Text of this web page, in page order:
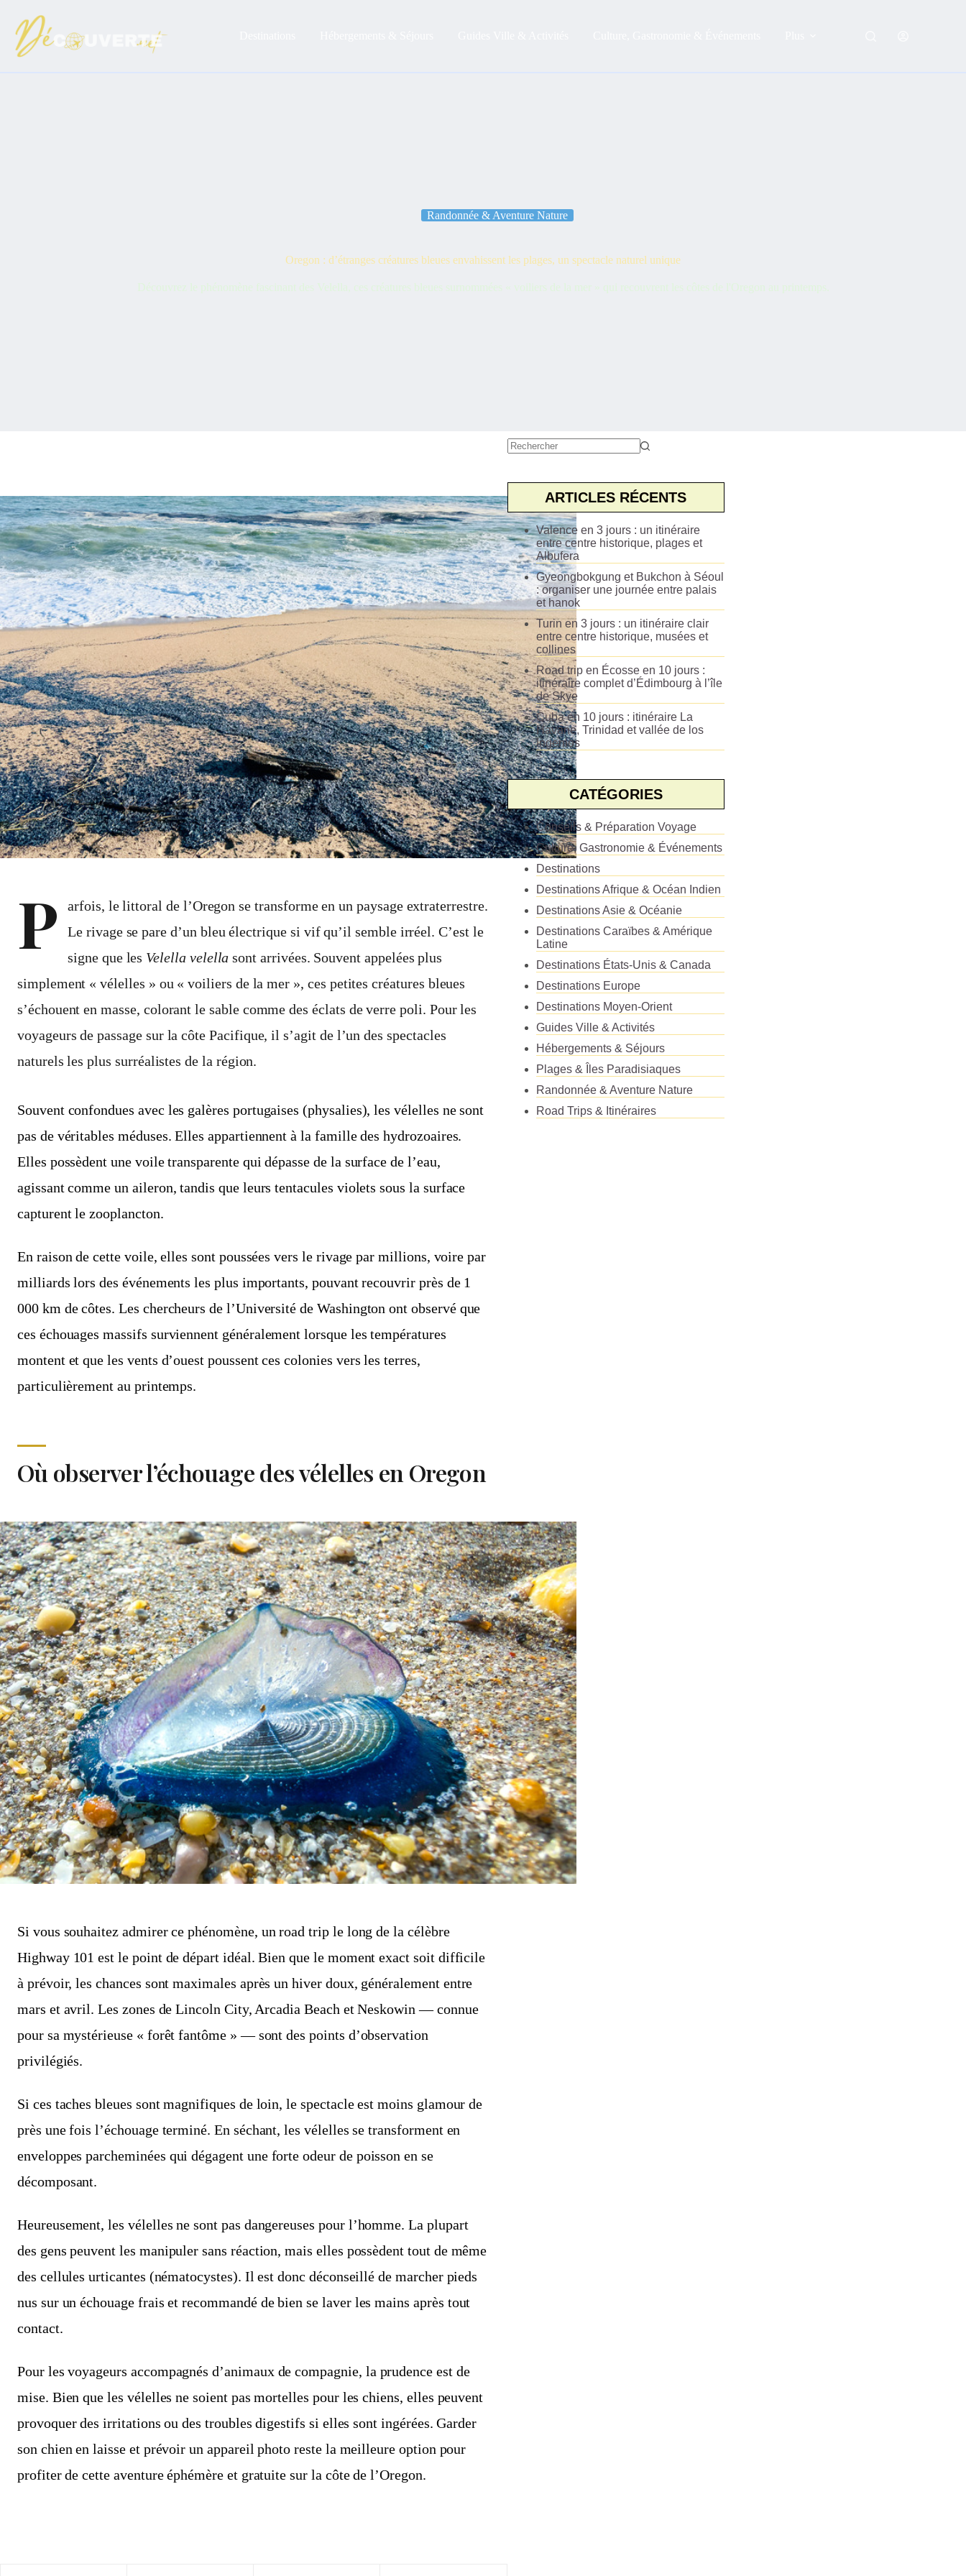
contenu
Randonnée & Aventure Nature
Oregon : d’étranges créatures bleues envahissent les plages, un spectacle naturel unique
Découvrez le phénomène fascinant des Velella, ces créatures bleues surnommées « voiliers de la mer » qui recouvrent les côtes de l'Oregon au printemps.
P
arfois, le littoral de l’Oregon se transforme en un paysage extraterrestre.
Le rivage se pare d’un bleu électrique si vif qu’il semble irréel. C’est le
signe que les Velella velella sont arrivées. Souvent appelées plus
simplement « vélelles » ou « voiliers de la mer », ces petites créatures bleues
s’échouent en masse, colorant le sable comme des éclats de verre poli. Pour les
voyageurs de passage sur la côte Pacifique, il s’agit de l’un des spectacles
naturels les plus surréalistes de la région.
Souvent confondues avec les galères portugaises (physalies), les vélelles ne sont
pas de véritables méduses. Elles appartiennent à la famille des hydrozoaires.
Elles possèdent une voile transparente qui dépasse de la surface de l’eau,
agissant comme un aileron, tandis que leurs tentacules violets sous la surface
capturent le zooplancton.
En raison de cette voile, elles sont poussées vers le rivage par millions, voire par
milliards lors des événements les plus importants, pouvant recouvrir près de 1
000 km de côtes. Les chercheurs de l’Université de Washington ont observé que
ces échouages massifs surviennent généralement lorsque les températures
montent et que les vents d’ouest poussent ces colonies vers les terres,
particulièrement au printemps.
Où observer l’échouage des vélelles en Oregon
Si vous souhaitez admirer ce phénomène, un road trip le long de la célèbre
Highway 101 est le point de départ idéal. Bien que le moment exact soit difficile
à prévoir, les chances sont maximales après un hiver doux, généralement entre
mars et avril. Les zones de Lincoln City, Arcadia Beach et Neskowin — connue
pour sa mystérieuse « forêt fantôme » — sont des points d’observation
privilégiés.
Si ces taches bleues sont magnifiques de loin, le spectacle est moins glamour de
près une fois l’échouage terminé. En séchant, les vélelles se transforment en
enveloppes parcheminées qui dégagent une forte odeur de poisson en se
décomposant.
Heureusement, les vélelles ne sont pas dangereuses pour l’homme. La plupart
des gens peuvent les manipuler sans réaction, mais elles possèdent tout de même
des cellules urticantes (nématocystes). Il est donc déconseillé de marcher pieds
nus sur un échouage frais et recommandé de bien se laver les mains après tout
contact.
Pour les voyageurs accompagnés d’animaux de compagnie, la prudence est de
mise. Bien que les vélelles ne soient pas mortelles pour les chiens, elles peuvent
provoquer des irritations ou des troubles digestifs si elles sont ingérées. Garder
son chien en laisse et prévoir un appareil photo reste la meilleure option pour
profiter de cette aventure éphémère et gratuite sur la côte de l’Oregon.
ARTICLES RÉCENTS
Valence en 3 jours : un itinéraire
entre centre historique, plages et
Albufera
Gyeongbokgung et Bukchon à Séoul
: organiser une journée entre palais
et hanok
Turin en 3 jours : un itinéraire clair
entre centre historique, musées et
collines
Road trip en Écosse en 10 jours :
itinéraire complet d’Édimbourg à l’île
de Skye
Cuba en 10 jours : itinéraire La
Havane, Trinidad et vallée de los
Ingenios
CATÉGORIES
Conseils & Préparation Voyage
Culture, Gastronomie & Événements
Destinations
Destinations Afrique & Océan Indien
Destinations Asie & Océanie
Destinations Caraïbes & Amérique
Latine
Destinations États-Unis & Canada
Destinations Europe
Destinations Moyen-Orient
Guides Ville & Activités
Hébergements & Séjours
Plages & Îles Paradisiaques
Randonnée & Aventure Nature
Road Trips & Itinéraires